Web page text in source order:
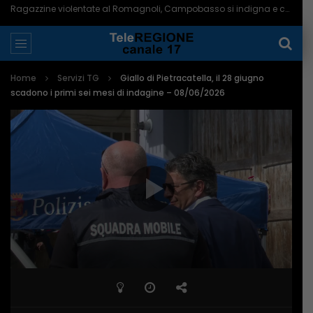
Ragazzine violentate al Romagnoli, Campobasso si indigna e chiede più controlli – 06/08/2026
Home Servizi TG
Giallo di Pietracatella, il 28 giugno
scadono i primi sei mesi di indagine – 08/06/2026